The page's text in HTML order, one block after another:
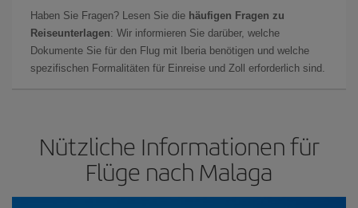
Haben Sie Fragen? Lesen Sie die häufigen Fragen zu
Reiseunterlagen: Wir informieren Sie darüber, welche
Dokumente Sie für den Flug mit Iberia benötigen und welche
spezifischen Formalitäten für Einreise und Zoll erforderlich sind.
Nützliche Informationen für
Flüge nach Malaga